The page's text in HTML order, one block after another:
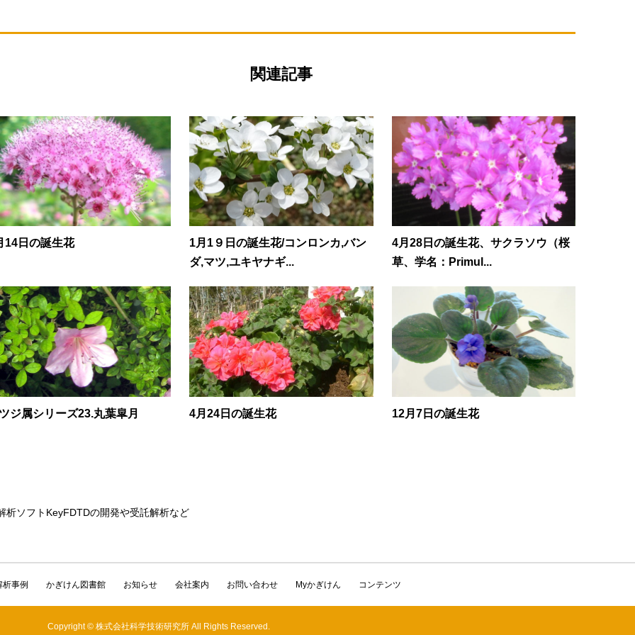
関連記事
14日の誕生花
1月1９日の誕生花/コンロンカ,バン
ダ,マツ,ユキヤナギ...
4月28日の誕生花、サクラソウ（桜
草、学名：Primul...
ジ属シリーズ23.丸葉皐月 4月24日の誕生花 12月7日の誕生花
析ソフトKeyFDTDの開発や受託解析など
析事例 かぎけん図書館 お知らせ 会社案内 お問い合わせ Myかぎけん コンテンツ
Copyright © 株式会社科学技術研究所 All Rights Reserved.